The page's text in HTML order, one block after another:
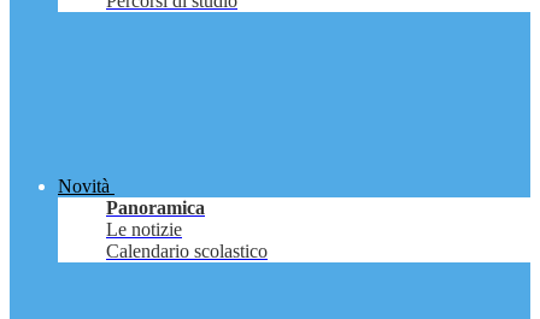
Novità
Panoramica
Le notizie
Calendario scolastico